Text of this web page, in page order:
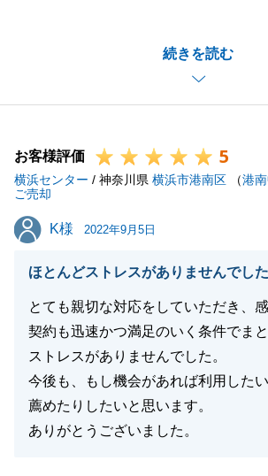
続きを読む
き、ありがとうございました。
また機会がありましたら、弊社をご
幸いです。
閉じる
お客様評価 5
横浜センター / 神奈川県 横浜市港南区 （港
ご売却
K様
K様 2022年9月5日
ほとんどストレスがありませんでした
とても親切な対応をしていただき、
契約も迅速かつ満足のいく条件でま
ストレスがありませんでした。
今後も、もし機会があれば利用した
薦めたりしたいと思います。
ありがとうございました。